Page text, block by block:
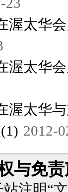
渥太华
渥太华
渥太华
2012-
与免